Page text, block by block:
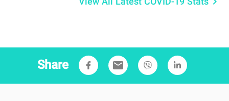
Share email